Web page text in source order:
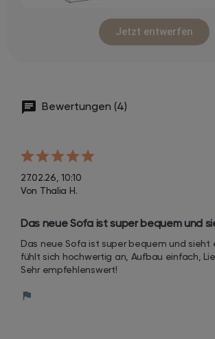
Jetzt entwerfen
Bewertungen (4)
27.02.26, 10:10
Von Thalia H.
Das neue Sofa ist super bequem und
Stoff fühlt sich hochwertig an, Aufbau
Lieferung schnell. Sehr empfehlenswert!
Das neue Sofa ist super bequem und sieht
fühlt sich hochwertig an, Aufbau einfach,
Sehr empfehlenswert!